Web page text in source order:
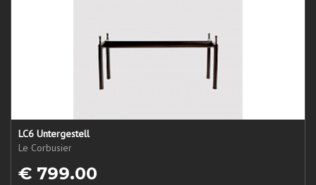
LC6 Untergestell
Le Corbusier
€ 799.00